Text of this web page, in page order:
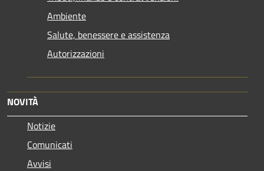
Ambiente
Salute, benessere e assistenza
Autorizzazioni
NOVITÀ
Notizie
Comunicati
Avvisi